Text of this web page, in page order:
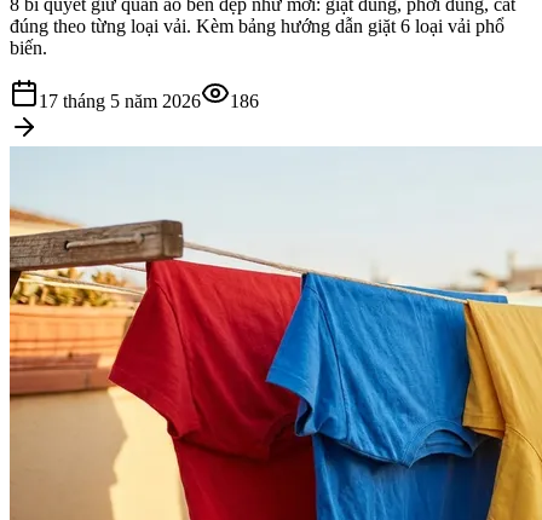
đúng theo từng loại vải. Kèm bảng hướng dẫn giặt 6 loại vải phổ
biến.
17 tháng 5 năm 2026 186